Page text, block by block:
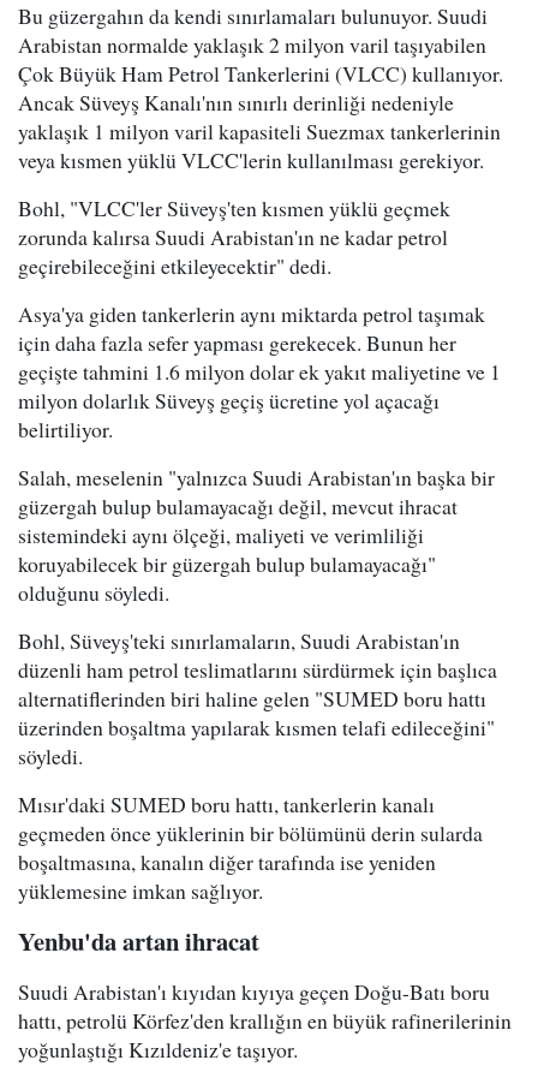
Bu güzergahın da kendi sınırlamaları bulunuyor. Suudi
Arabistan normalde yaklaşık 2 milyon varil taşıyabilen
Çok Büyük Ham Petrol Tankerlerini (VLCC) kullanıyor.
Ancak Süveyş Kanalı'nın sınırlı derinliği nedeniyle
yaklaşık 1 milyon varil kapasiteli Suezmax tankerlerinin
veya kısmen yüklü VLCC'lerin kullanılması gerekiyor.
Bohl, "VLCC'ler Süveyş'ten kısmen yüklü geçmek
zorunda kalırsa Suudi Arabistan'ın ne kadar petrol
geçirebileceğini etkileyecektir" dedi.
Asya'ya giden tankerlerin aynı miktarda petrol taşımak
için daha fazla sefer yapması gerekecek. Bunun her
geçişte tahmini 1.6 milyon dolar ek yakıt maliyetine ve 1
milyon dolarlık Süveyş geçiş ücretine yol açacağı
belirtiliyor.
Salah, meselenin "yalnızca Suudi Arabistan'ın başka bir
güzergah bulup bulamayacağı değil, mevcut ihracat
sistemindeki aynı ölçeği, maliyeti ve verimliliği
koruyabilecek bir güzergah bulup bulamayacağı"
olduğunu söyledi.
Bohl, Süveyş'teki sınırlamaların, Suudi Arabistan'ın
düzenli ham petrol teslimatlarını sürdürmek için başlıca
alternatiflerinden biri haline gelen "SUMED boru hattı
üzerinden boşaltma yapılarak kısmen telafi edileceğini"
söyledi.
Mısır'daki SUMED boru hattı, tankerlerin kanalı
geçmeden önce yüklerinin bir bölümünü derin sularda
boşaltmasına, kanalın diğer tarafında ise yeniden
yüklemesine imkan sağlıyor.
Yenbu'da artan ihracat
Suudi Arabistan'ı kıyıdan kıyıya geçen Doğu-Batı boru
hattı, petrolü Körfez'den krallığın en büyük rafinerilerinin
yoğunlaştığı Kızıldeniz'e taşıyor.